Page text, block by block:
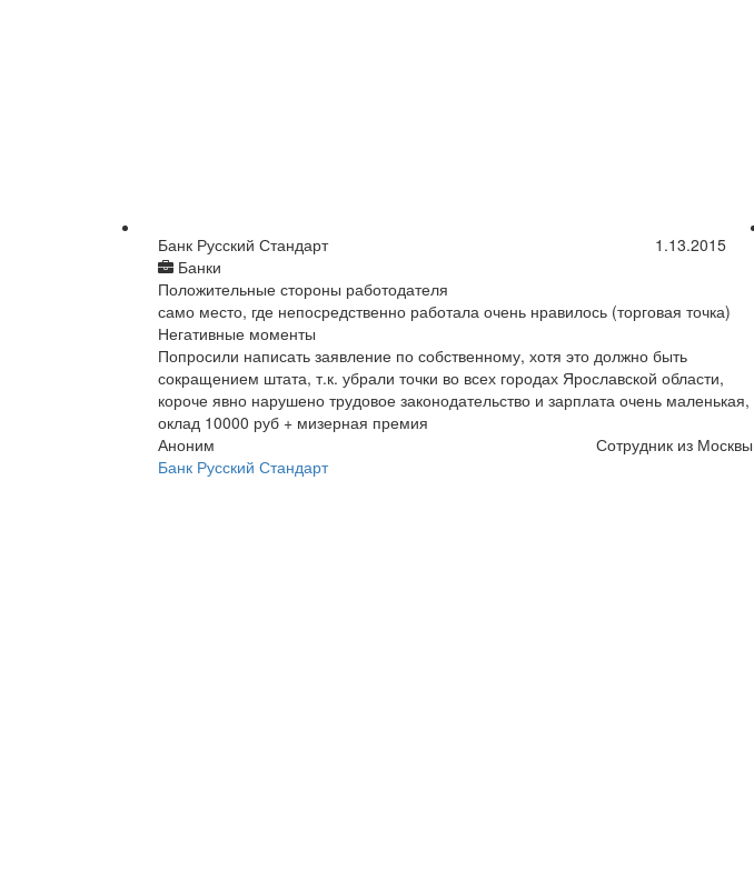
Банк Русский Стандарт
Банки
1.13.2015
Положительные стороны работодателя
само место, где непосредственно работала очень нравилось (торговая точка)
Негативные моменты
Попросили написать заявление по собственному, хотя это должно быть
сокращением штата, т.к. убрали точки во всех городах Ярославской области,
короче явно нарушено трудовое законодательство и зарплата очень маленькая,
оклад 10000 руб + мизерная премия
Аноним
Сотрудник из Москвы
Банк Русский Стандарт